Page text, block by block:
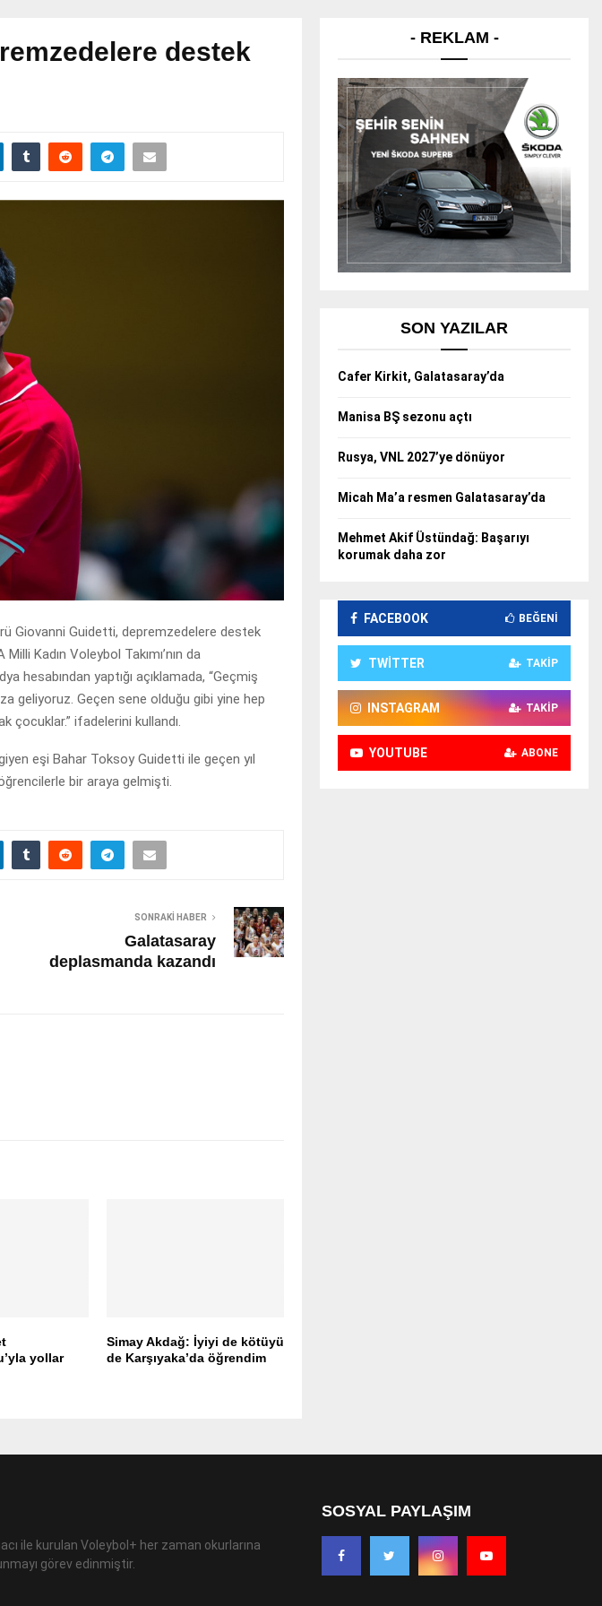
destek
Giovanni Guidetti, depremzedelere destek
Kadın Voleybol Takımı’nın da
hesabından yaptığı açıklamada, “Geçmiş
geliyoruz. Geçen sene olduğu gibi yine hep
çocuklar.” ifadelerini kullandı.
eşi Bahar Toksoy Guidetti ile geçen yıl
öğrencilerle bir araya gelmişti.
SONRAKI HABER
Galatasaray
deplasmanda kazandı
yollar
Simay Akdağ: İyiyi de kötüyü
de Karşıyaka’da öğrendim
- REKLAM -
SON YAZILAR
Cafer Kirkit, Galatasaray’da
Manisa BŞ sezonu açtı
Rusya, VNL 2027’ye dönüyor
Micah Ma’a resmen Galatasaray’da
Mehmet Akif Üstündağ: Başarıyı
korumak daha zor
FACEBOOK BEĞENI
TWITTER TAKIP
INSTAGRAM TAKIP
YOUTUBE ABONE
ile kurulan Voleybol+ her zaman okurlarına
görev edinmiştir.
SOSYAL PAYLAŞIM